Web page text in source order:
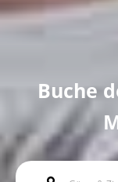
Buche